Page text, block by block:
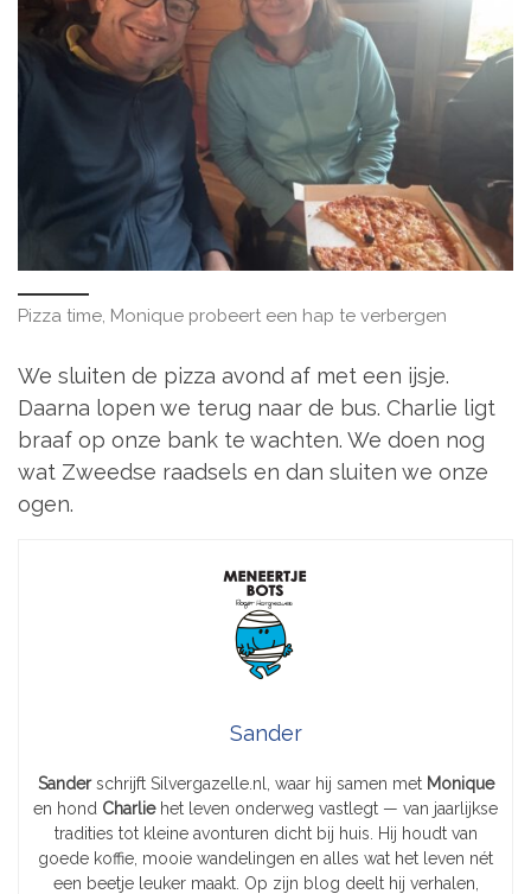
Pizza time, Monique probeert een hap te verbergen
We sluiten de pizza avond af met een ijsje.
Daarna lopen we terug naar de bus. Charlie ligt
braaf op onze bank te wachten. We doen nog
wat Zweedse raadsels en dan sluiten we onze
ogen.
Sander
Sanderschrijft Silvergazelle.nl, waar hij samen met Monique
en hond Charliehet leven onderweg vastlegt — van jaarlijkse
tradities tot kleine avonturen dicht bij huis. Hij houdt van
goede koffie, mooie wandelingen en alles wat het leven nét
een beetje leuker maakt. Op zijn blog deelt hij verhalen,